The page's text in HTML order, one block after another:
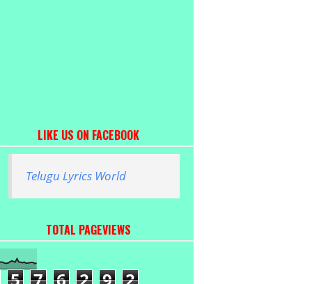
LIKE US ON FACEBOOK
Telugu Lyrics World
TOTAL PAGEVIEWS